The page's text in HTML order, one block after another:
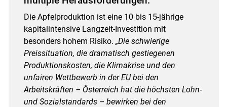
Die Apfelproduktion ist eine 10 bis 15-jährige
kapitalintensive Langzeit-Investition mit
besonders hohem Risiko. „Die schwierige
Preissituation, die dramatisch gestiegenen
Produktionskosten, die Klimakrise und den
unfairen Wettbewerb in der EU bei den
Arbeitskräften – Österreich hat die höchsten Lohn-
und Sozialstandards – bewirken bei den